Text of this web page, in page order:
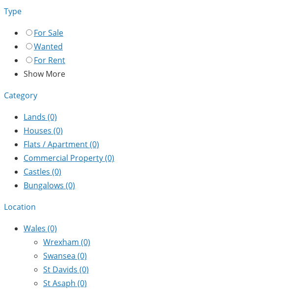
Type
For Sale
Wanted
For Rent
Show More
Category
Lands (0)
Houses (0)
Flats / Apartment(0)
Commercial Property(0)
Castles (0)
Bungalows (0)
Location
Wales (0)
Wrexham (0)
Swansea (0)
St Davids (0)
St Asaph (0)